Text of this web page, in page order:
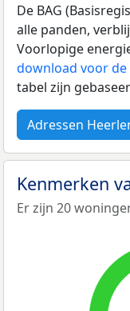
De BAG
alle panden,
Voorlopige
download voor
tabel zijn
Adressen
Kenmerken
Er zijn 20